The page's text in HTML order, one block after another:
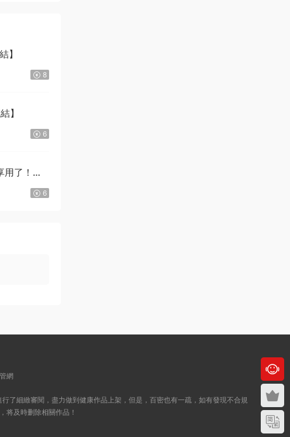
】
8
】
6
用了！》
6
即可，還不明白的話，點擊這個頁面右上
網
了細緻審閱，盡力做到健康作品上架，但是，百密也有一疏，如有發現不合規
将及時删除相關作品！